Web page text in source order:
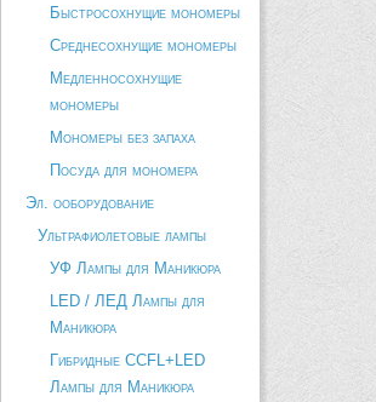
Быстросохнущие мономеры
Среднесохнущие мономеры
Медленносохнущие
мономеры
Мономеры без запаха
Посуда для мономера
Эл. ооборудование
Ультрафиолетовые лампы
УФ Лампы для Маникюра
LED / ЛЕД Лампы для
Маникюра
Гибридные CCFL+LED
Лампы для Маникюра